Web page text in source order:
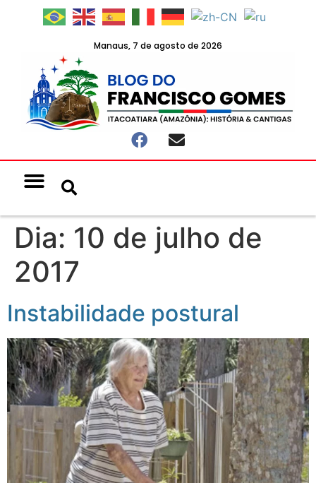
Manaus, 7 de agosto de 2026
Dia: 10 de julho de
2017
Instabilidade postural